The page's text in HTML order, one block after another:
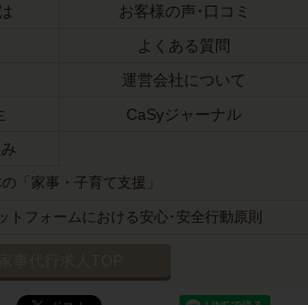
お客様の声･口コミ
よくある質問
運営会社について
CaSyジャーナル
「家事・子育て支援」
トフォームにおける安心･安全行動原則